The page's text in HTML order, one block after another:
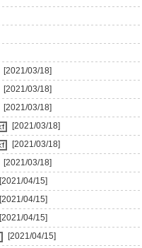
[2021/03/18]
[2021/03/18]
[2021/03/18]
[2021/03/18]
[2021/03/18]
[2021/03/18]
[2021/04/15]
[2021/04/15]
[2021/04/15]
[2021/04/15]